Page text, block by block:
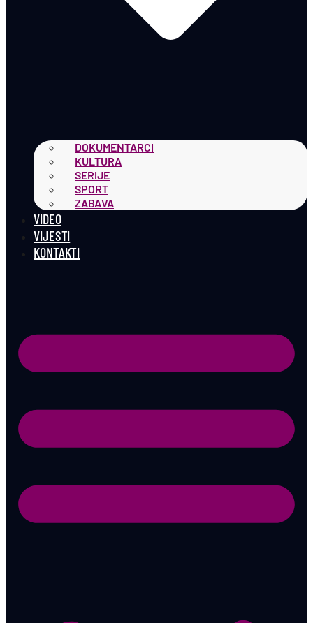
DOKUMENTARCI
KULTURA
SERIJE
SPORT
ZABAVA
VIDEO
VIJESTI
KONTAKTI